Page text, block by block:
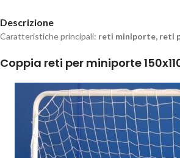
Descrizione
Caratteristiche principali: reti miniporte, reti
Coppia reti per miniporte